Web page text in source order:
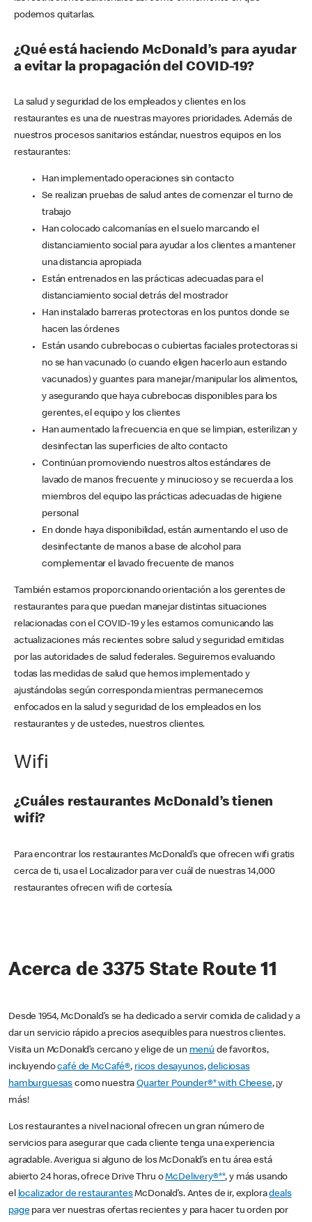
podemos quitarlas.
¿Qué está haciendo McDonald’s para ayudar
a evitar la propagación del COVID-19?
La salud y seguridad de los empleados y clientes en los
restaurantes es una de nuestras mayores prioridades. Además de
nuestros procesos sanitarios estándar, nuestros equipos en los
restaurantes:
Han implementado operaciones sin contacto
Se realizan pruebas de salud antes de comenzar el turno de
trabajo
Han colocado calcomanías en el suelo marcando el
distanciamiento social para ayudar a los clientes a mantener
una distancia apropiada
Están entrenados en las prácticas adecuadas para el
distanciamiento social detrás del mostrador
Han instalado barreras protectoras en los puntos donde se
hacen las órdenes
Están usando cubrebocas o cubiertas faciales protectoras si
no se han vacunado (o cuando eligen hacerlo aun estando
vacunados) y guantes para manejar/manipular los alimentos,
y asegurando que haya cubrebocas disponibles para los
gerentes, el equipo y los clientes
Han aumentado la frecuencia en que se limpian, esterilizan y
desinfectan las superficies de alto contacto
Continúan promoviendo nuestros altos estándares de
lavado de manos frecuente y minucioso y se recuerda a los
miembros del equipo las prácticas adecuadas de higiene
personal
En donde haya disponibilidad, están aumentando el uso de
desinfectante de manos a base de alcohol para
complementar el lavado frecuente de manos
También estamos proporcionando orientación a los gerentes de
restaurantes para que puedan manejar distintas situaciones
relacionadas con el COVID-19 y les estamos comunicando las
actualizaciones más recientes sobre salud y seguridad emitidas
por las autoridades de salud federales. Seguiremos evaluando
todas las medidas de salud que hemos implementado y
ajustándolas según corresponda mientras permanecemos
enfocados en la salud y seguridad de los empleados en los
restaurantes y de ustedes, nuestros clientes.
Wifi
¿Cuáles restaurantes McDonald’s tienen
wifi?
Para encontrar los restaurantes McDonald’s que ofrecen wifi gratis
cerca de ti, usa el Localizador para ver cuál de nuestras 14,000
restaurantes ofrecen wifi de cortesía.
Acerca de 3375 State Route 11
Desde 1954, McDonald’s se ha dedicado a servir comida de calidad y a
dar un servicio rápido a precios asequibles para nuestros clientes.
Visita un McDonald’s cercano y elige de un menú de favoritos,
incluyendocafé de McCafé®, ricos desayunos,deliciosas
hamburguesas como nuestraQuarter Pounder®* with Cheese, ¡y
más!
Los restaurantes a nivel nacional ofrecen un gran número de
servicios para asegurar que cada cliente tenga una experiencia
agradable. Averigua si alguno de los McDonald’s en tu área está
abierto 24 horas, ofrece Drive Thru oMcDelivery®**, y más usando
el localizador de restaurantesMcDonald’s. Antes de ir, exploradeals
pagepara ver nuestras ofertas recientes y para hacer tu orden por